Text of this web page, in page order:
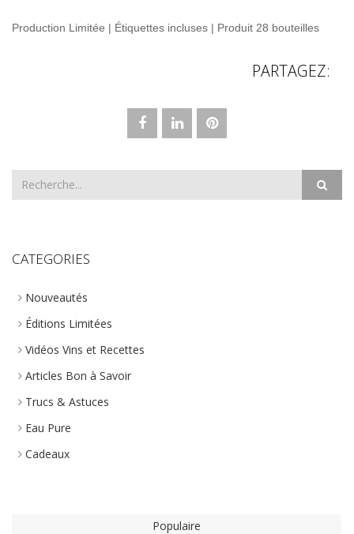
Production Limitée | Étiquettes incluses | Produit 28 bouteilles
PARTAGEZ:
CATEGORIES
Nouveautés
Éditions Limitées
Vidéos Vins et Recettes
Articles Bon à Savoir
Trucs & Astuces
Eau Pure
Cadeaux
Populaire